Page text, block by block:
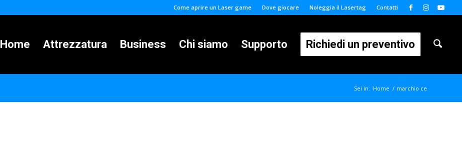
Come aprire un Laser game Dove giocare Noleggia il Lasertag Contatti
Home Attrezzatura Business Chi siamo Supporto Richiedi un preventivo
Sei in: Home / marchio ce